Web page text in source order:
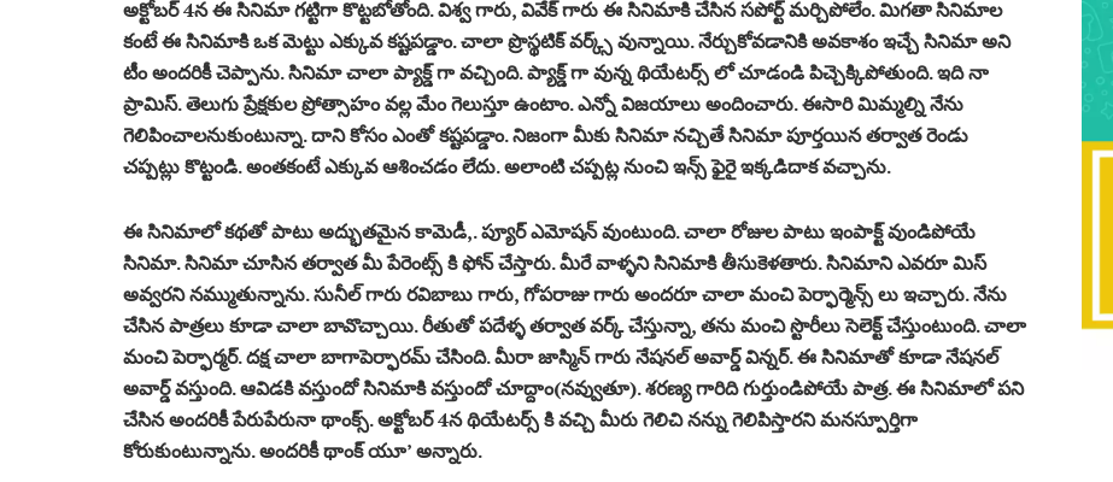
అక్టోబర్ 4న ఈ సినిమా గట్టిగా కొట్టబోతోంది. విశ్వ గారు, వివేక్ గారు ఈ సినిమాకి చేసిన సపోర్ట్ మర్చిపోలేం. మిగతా సినిమాల
కంటే ఈ సినిమాకి ఒక మెట్టు ఎక్కువ కష్టపడ్డాం. చాలా ప్రొస్థటిక్ వర్క్స్ వున్నాయి. నేర్చుకోవడానికి అవకాశం ఇచ్చే సినిమా అని
టీం అందరికీ చెప్పాను. సినిమా చాలా ప్యాక్డ్ గా వచ్చింది. ప్యాక్డ్ గా వున్న థియేటర్స్ లో చూడండి పిచ్చెక్కిపోతుంది. ఇది నా
ప్రామిస్. తెలుగు ప్రేక్షకుల ప్రోత్సాహం వల్ల మేం గెలుస్తూ ఉంటాం. ఎన్నో విజయాలు అందించారు. ఈసారి మిమ్మల్ని నేను
గెలిపించాలనుకుంటున్నా. దాని కోసం ఎంతో కష్టపడ్డాం. నిజంగా మీకు సినిమా నచ్చితే సినిమా పూర్తయిన తర్వాత రెండు
చప్పట్లు కొట్టండి. అంతకంటే ఎక్కువ ఆశించడం లేదు. అలాంటి చప్పట్ల నుంచి ఇన్స్ ఫైరై ఇక్కడిదాక వచ్చాను.
ఈ సినిమాలో కథతో పాటు అద్భుతమైన కామెడీ,. ప్యూర్ ఎమోషన్ వుంటుంది. చాలా రోజుల పాటు ఇంపాక్ట్ వుండిపోయే
సినిమా. సినిమా చూసిన తర్వాత మీ పేరెంట్స్ కి ఫోన్ చేస్తారు. మీరే వాళ్ళని సినిమాకి తీసుకెళతారు. సినిమాని ఎవరూ మిస్
అవ్వరని నమ్ముతున్నాను. సునీల్ గారు రవిబాబు గారు, గోపరాజు గారు అందరూ చాలా మంచి పెర్ఫార్మెన్స్ లు ఇచ్చారు. నేను
చేసిన పాత్రలు కూడా చాలా బావొచ్చాయి. రీతుతో పదేళ్ళ తర్వాత వర్క్ చేస్తున్నా, తను మంచి స్టొరీలు సెలెక్ట్ చేస్తుంటుంది. చాలా
మంచి పెర్ఫార్మర్. దక్ష చాలా బాగాపెర్ఫారమ్ చేసింది. మీరా జాస్మిన్ గారు నేషనల్ అవార్డ్ విన్నర్. ఈ సినిమాతో కూడా నేషనల్
అవార్డ్ వస్తుంది. ఆవిడకి వస్తుందో సినిమాకి వస్తుందో చూద్దాం(నవ్వుతూ). శరణ్య గారిది గుర్తుండిపోయే పాత్ర. ఈ సినిమాలో పని
చేసిన అందరికీ పేరుపేరునా థాంక్స్. అక్టోబర్ 4న థియేటర్స్ కి వచ్చి మీరు గెలిచి నన్ను గెలిపిస్తారని మనస్పూర్తిగా
కోరుకుంటున్నాను. అందరికీ థాంక్ యూ’ అన్నారు.